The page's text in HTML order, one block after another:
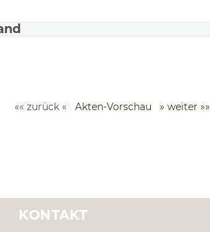
«« zurück « Akten-Vorschau » weiter »»
KONTAKT